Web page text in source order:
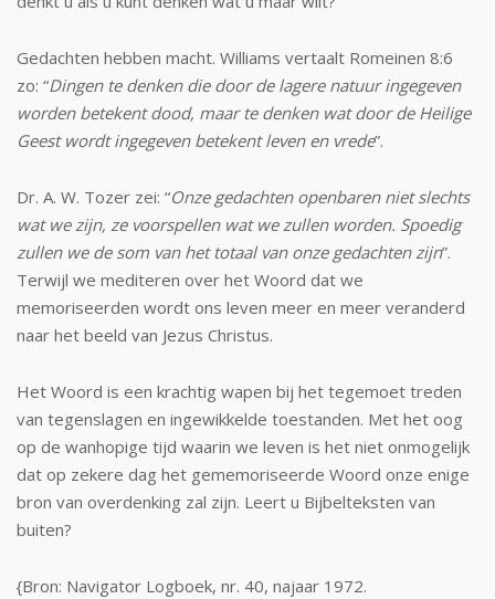
Gedachten hebben macht. Williams vertaalt Romeinen 8:6
zo: “Dingen te denken die door de lagere natuur ingegeven
worden be­tekent dood, maar te denken wat door de Heilige
Geest wordt ingegeven betekent leven en vrede”.
Dr. A. W. Tozer zei: “Onze gedachten open­baren niet slechts
wat we zijn, ze voorspellen wat we zullen worden. Spoedig
zullen we de som van het totaal van onze gedachten zijn”.
Terwijl we mediteren over het Woord dat we
memoriseerden wordt ons leven meer en meer veranderd
naar het beeld van Jezus Christus.
Het Woord is een krachtig wapen bij het tegemoet treden
van tegenslagen en ingewik­kelde toestanden. Met het oog
op de wan­hopige tijd waarin we leven is het niet on­mogelijk
dat op zekere dag het gememori­seerde Woord onze enige
bron van overden­king zal zijn. Leert u Bijbelteksten van
buiten?
{Bron: Navigator Logboek, nr. 40, najaar 1972.